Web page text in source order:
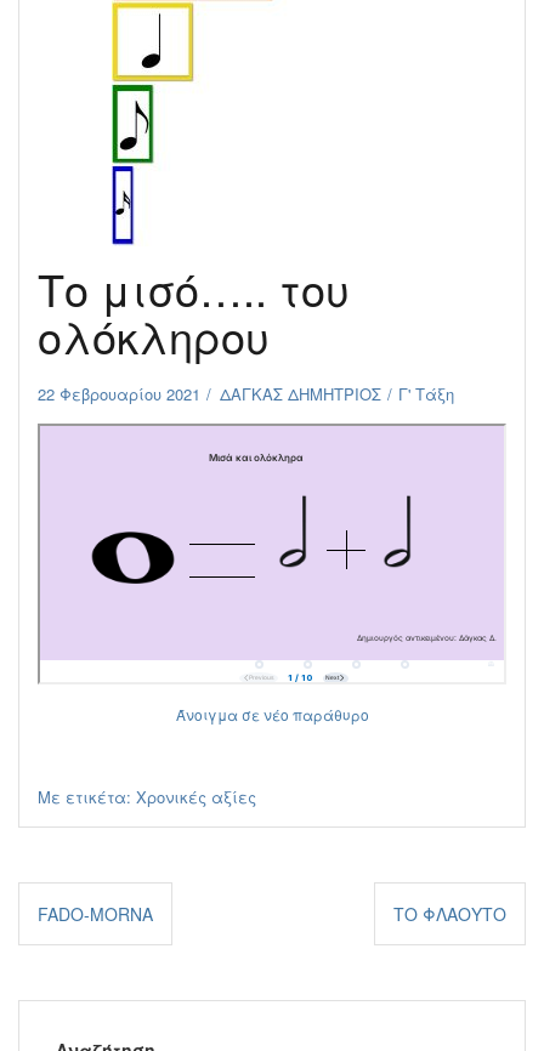
Το μισό….. του
ολόκληρου
22 Φεβρουαρίου 2021 ΔΑΓΚΑΣ ΔΗΜΗΤΡΙΟΣ Γ' Τάξη
Άνοιγμα σε νέο παράθυρο
Με ετικέτα: Χρονικές αξίες
Πλοήγηση
άρθρων
FADO-MORNA ΤΟ ΦΛΆΟΥΤΟ